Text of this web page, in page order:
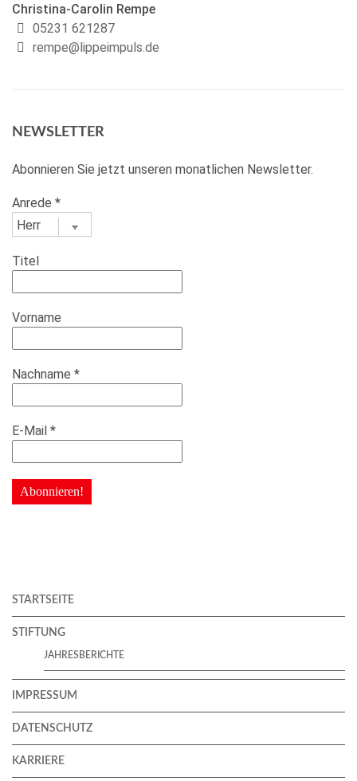
Christina-Carolin Rempe
05231 621287
rempe@lippeimpuls.de
NEWSLETTER
Abonnieren Sie jetzt unseren monatlichen Newsletter.
Anrede *
Titel
Vorname
Nachname *
E-Mail *
STARTSEITE
STIFTUNG
JAHRESBERICHTE
IMPRESSUM
DATENSCHUTZ
KARRIERE